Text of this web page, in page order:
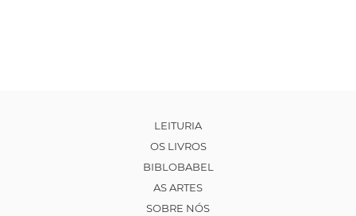
LEITURIA
OS LIVROS
BIBLOBABEL
AS ARTES
SOBRE NÓS